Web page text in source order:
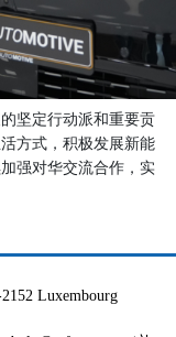
坚定行动派和重要贡
方式，积极发展新能
强对华交流合作，实
Luxembourg